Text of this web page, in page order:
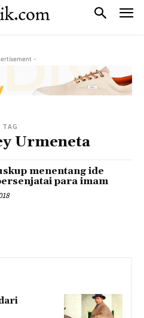
-
TAG
Urmeneta
menentang ide
para imam